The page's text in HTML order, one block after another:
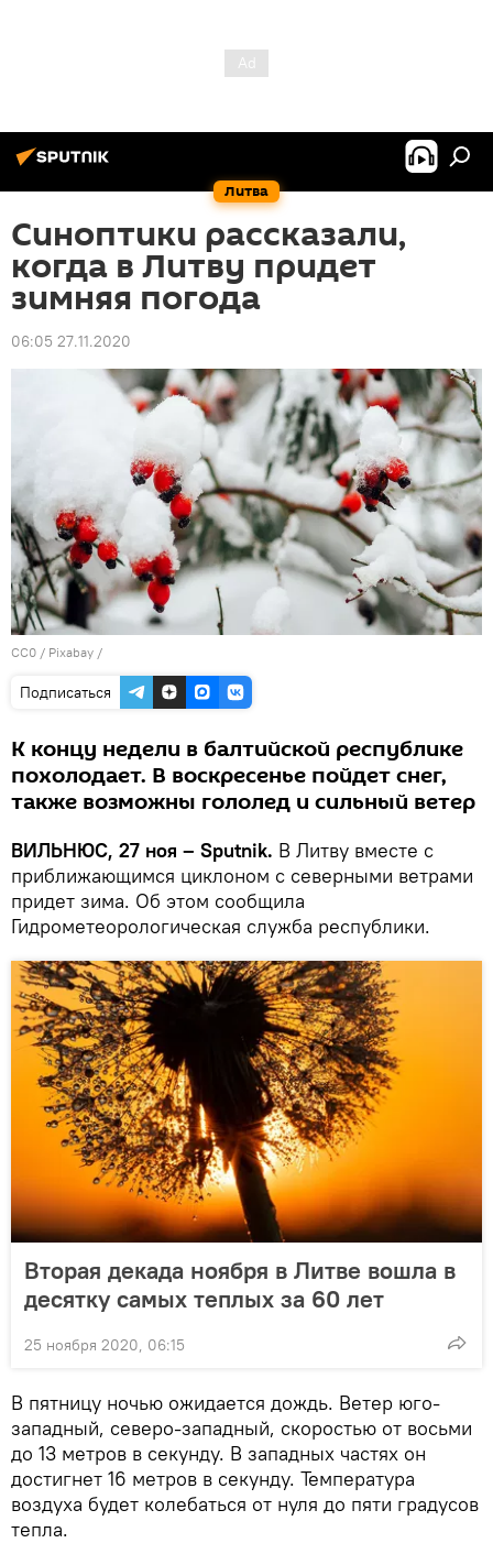
Литва
Синоптики рассказали,
когда в Литву придет
зимняя погода
06:05 27.11.2020
CC0 / Рixabay /
Подписаться
К концу недели в балтийской республике
похолодает. В воскресенье пойдет снег,
также возможны гололед и сильный ветер
ВИЛЬНЮС, 27 ноя – Sputnik. В Литву вместе с
приближающимся циклоном с северными ветрами
придет зима. Об этом сообщила
Гидрометеорологическая служба республики.
Вторая декада ноября в Литве вошла в
десятку самых теплых за 60 лет
25 ноября 2020, 06:15
В пятницу ночью ожидается дождь. Ветер юго-
западный, северо-западный, скоростью от восьми
до 13 метров в секунду. В западных частях он
достигнет 16 метров в секунду. Температура
воздуха будет колебаться от нуля до пяти градусов
тепла.